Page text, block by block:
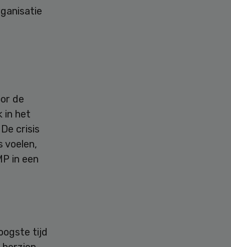
de
in het
crisis
voelen,
in een
tijd